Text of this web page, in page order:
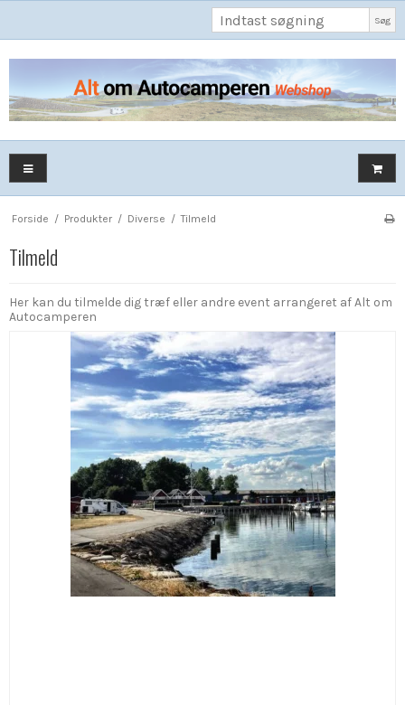
Søg
Forside / Produkter / Diverse / Tilmeld
Tilmeld
Her kan du tilmelde dig træf eller andre event arrangeret af Alt om
Autocamperen